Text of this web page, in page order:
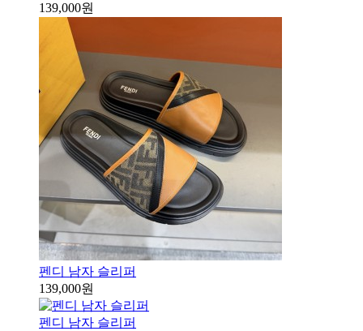
139,000원
펜디 남자 슬리퍼
139,000원
펜디 남자 슬리퍼